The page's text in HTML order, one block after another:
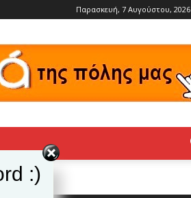
Παρασκευή, 7 Αυγούστου, 2026
:)